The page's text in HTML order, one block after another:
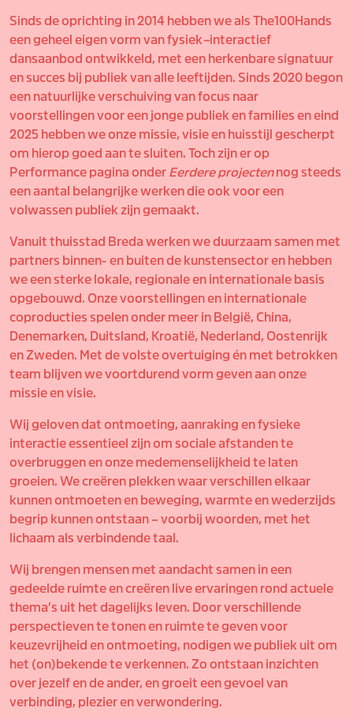
Sinds de oprichting in 2014 hebben we als The100Hands
een geheel eigen vorm van fysiek–interactief
dansaanbod ontwikkeld, met een herkenbare signatuur
en succes bij publiek van alle leeftijden. Sinds 2020 begon
een natuurlijke verschuiving van focus naar
voorstellingen voor een jonge publiek en families en eind
2025 hebben we onze missie, visie en huisstijl gescherpt
om hierop goed aan te sluiten. Toch zijn er op
Performance pagina onder Eerdere projectennog steeds
een aantal belangrijke werken die ook voor een
volwassen publiek zijn gemaakt.
Vanuit thuisstad Breda werken we duurzaam samen met
partners binnen- en buiten de kunstensector en hebben
we een sterke lokale, regionale en internationale basis
opgebouwd. Onze voorstellingen en internationale
coproducties spelen onder meer in België, China,
Denemarken, Duitsland, Kroatië, Nederland, Oostenrijk
en Zweden. Met de volste overtuiging én met betrokken
team blijven we voortdurend vorm geven aan onze
missie en visie.
Wij geloven dat ontmoeting, aanraking en fysieke
interactie essentieel zijn om sociale afstanden te
overbruggen en onze medemenselijkheid te laten
groeien. We creëren plekken waar verschillen elkaar
kunnen ontmoeten en beweging, warmte en wederzijds
begrip kunnen ontstaan – voorbij woorden, met het
lichaam als verbindende taal.
Wij brengen mensen met aandacht samen in een
gedeelde ruimte en creëren live ervaringen rond actuele
thema’s uit het dagelijks leven. Door verschillende
perspectieven te tonen en ruimte te geven voor
keuzevrijheid en ontmoeting, nodigen we publiek uit om
het (on)bekende te verkennen. Zo ontstaan inzichten
over jezelf en de ander, en groeit een gevoel van
verbinding, plezier en verwondering.